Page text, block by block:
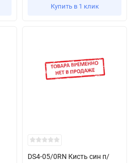
Купить в 1 клик
DS4-05/0RN Кисть син п/